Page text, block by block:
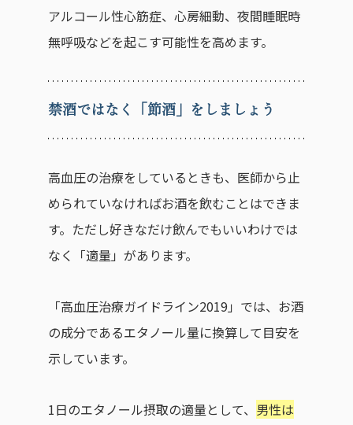
アルコール性心筋症、心房細動、夜間睡眠時
無呼吸などを起こす可能性を高めます。
禁酒ではなく「節酒」をしましょう
高血圧の治療をしているときも、医師から止
められていなければお酒を飲むことはできま
す。ただし好きなだけ飲んでもいいわけでは
なく「適量」があります。
「高血圧治療ガイドライン2019」では、お酒
の成分であるエタノール量に換算して目安を
示しています。
1日のエタノール摂取の適量として、 男性は